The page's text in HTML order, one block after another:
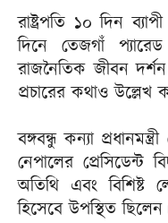
রাষ্ট্রপতি ১০ দিন
দিনে তেজগাঁ প্যারেড
রাজনৈতিক জীবন দর্শন
প্রচারের কথাও উল্লেখ
বঙ্গবন্ধু কন্যা
নেপালের প্রেসিডেন্ট
অতিথি এবং বিশিষ্ট
হিসেবে উপস্থিত